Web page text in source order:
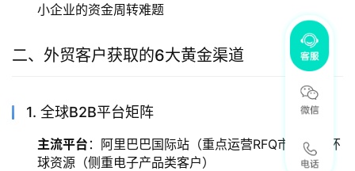
小企业的资金周转难题
二、外贸客户获取的6大黄金渠道
1. 全球B2B平台矩阵
主流平台 ：阿里巴巴国际站（重点运营RFQ市场）、环
球资源（侧重电子产品类客户）